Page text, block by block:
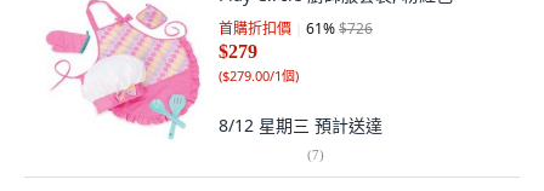
首購折扣價 61%$726
$279
($279.00/1個)
8/12 星期三 預計送達
(7)